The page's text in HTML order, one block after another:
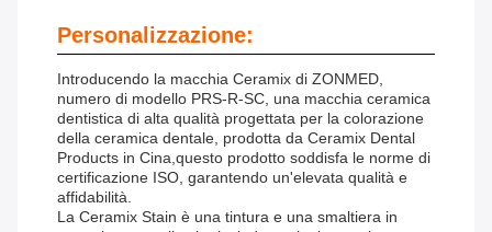
Personalizzazione:
Introducendo la macchia Ceramix di ZONMED,
numero di modello PRS-R-SC, una macchia ceramica
dentistica di alta qualità progettata per la colorazione
della ceramica dentale, prodotta da Ceramix Dental
Products in Cina,questo prodotto soddisfa le norme di
certificazione ISO, garantendo un'elevata qualità e
affidabilità.
La Ceramix Stain è una tintura e una smaltiera in